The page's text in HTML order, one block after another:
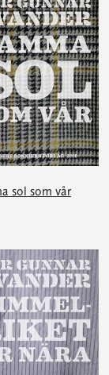
sol som vår